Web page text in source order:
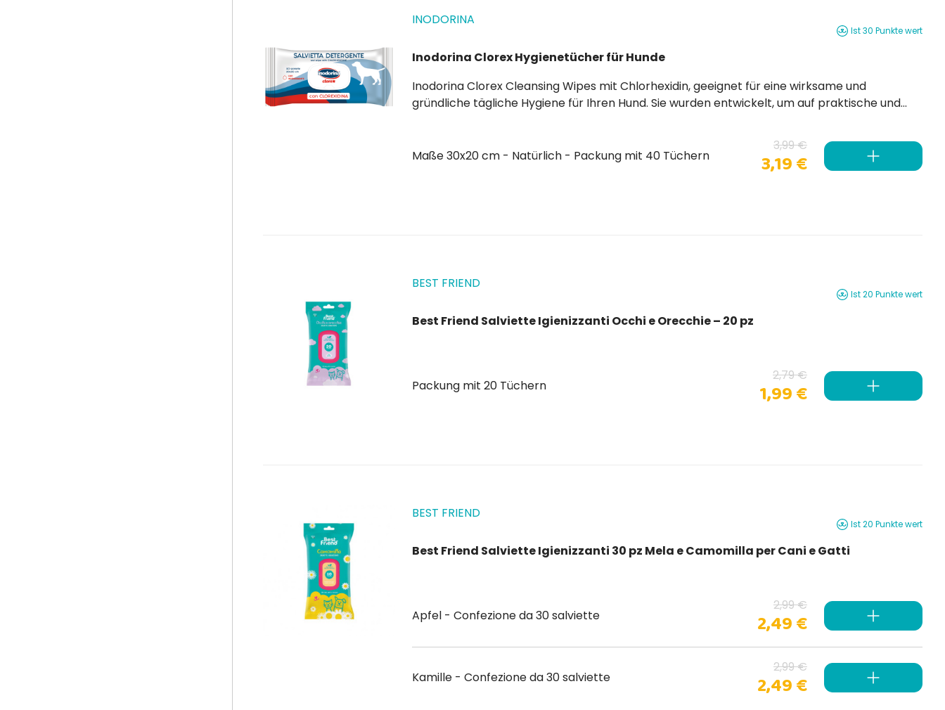
INODORINA
Ist 30 Punkte wert
Inodorina Clorex Hygienetücher für Hunde
Inodorina Clorex Cleansing Wipes mit Chlorhexidin, geeignet für eine wirksame und
gründliche tägliche Hygiene für Ihren Hund. Sie wurden entwickelt, um auf praktische und
Maße 30x20 cm - Natürlich - Packung mit 40 Tüchern
3,99 €
3,19 €
BEST FRIEND
Ist 20 Punkte wert
Best Friend Salviette Igienizzanti Occhi e Orecchie – 20 pz
Packung mit 20 Tüchern
2,79 €
1,99 €
BEST FRIEND
Ist 20 Punkte wert
Best Friend Salviette Igienizzanti 30 pz Mela e Camomilla per Cani e Gatti
Apfel - Confezione da 30 salviette
2,99 €
2,49 €
Kamille - Confezione da 30 salviette
2,99 €
2,49 €